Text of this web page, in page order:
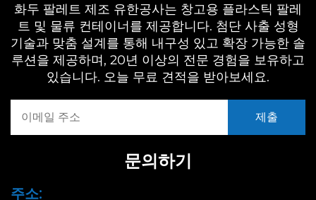
화두 팔레트 제조 유한공사는 창고용 플라스틱 팔레
트 및 물류 컨테이너를 제공합니다. 첨단 사출 성형
기술과 맞춤 설계를 통해 내구성 있고 확장 가능한 솔
루션을 제공하며, 20년 이상의 전문 경험을 보유하고
있습니다. 오늘 무료 견적을 받아보세요.
문의하기
주소: